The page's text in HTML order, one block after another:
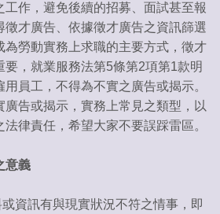
作，避免後續的招募、面試甚至報
徵才廣告、依據徵才廣告之資訊篩選
為勞動實務上求職的主要方式，徵才
要，就業服務法第5條第2項第1款明
員工，不得為不實之廣告或揭示。
廣告或揭示，實務上常見之類型，以
律責任，希望大家不要誤踩雷區。
意義
訊有與現實狀況不符之情事，即